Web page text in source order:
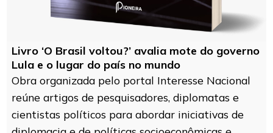
Livro ‘O Brasil voltou?’ avalia mote do governo
Lula e o lugar do país no mundo
Obra organizada pelo portal Interesse Nacional
reúne artigos de pesquisadores, diplomatas e
cientistas políticos para abordar iniciativas de